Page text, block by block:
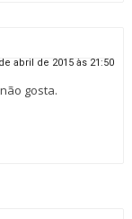
abril de 2015 às 21:50
gosta.